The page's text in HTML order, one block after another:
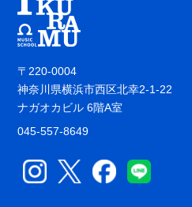
〒220-0004
神奈川県横浜市西区北幸2-1-22
ナガオカビル 6階A室
045-557-8649